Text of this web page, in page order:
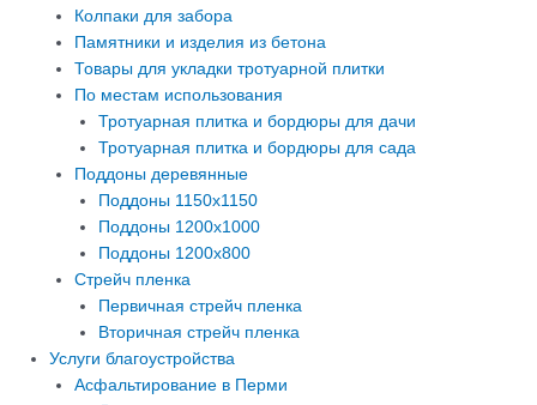
Колпаки для забора
Памятники и изделия из бетона
Товары для укладки тротуарной плитки
По местам использования
Тротуарная плитка и бордюры для дачи
Тротуарная плитка и бордюры для сада
Поддоны деревянные
Поддоны 1150х1150
Поддоны 1200х1000
Поддоны 1200х800
Стрейч пленка
Первичная стрейч пленка
Вторичная стрейч пленка
Услуги благоустройства
Асфальтирование в Перми